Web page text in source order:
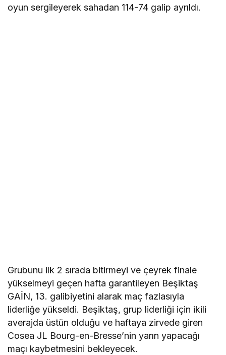
oyun sergileyerek sahadan 114-74 galip ayrıldı.
Grubunu ilk 2 sırada bitirmeyi ve çeyrek finale
yükselmeyi geçen hafta garantileyen Beşiktaş
GAİN, 13. galibiyetini alarak maç fazlasıyla
liderliğe yükseldi. Beşiktaş, grup liderliği için ikili
averajda üstün olduğu ve haftaya zirvede giren
Cosea JL Bourg-en-Bresse’nin yarın yapacağı
maçı kaybetmesini bekleyecek.